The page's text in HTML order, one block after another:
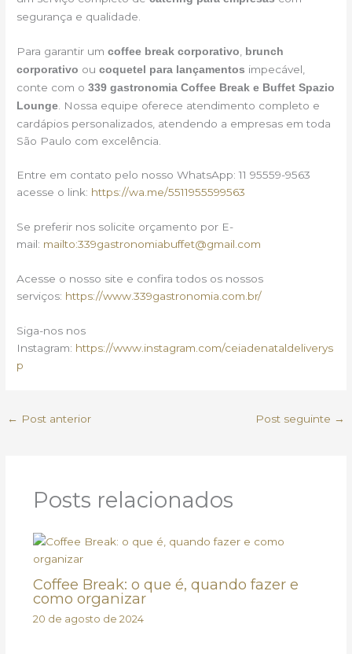
segurança e qualidade.
Para garantir umcoffee break corporativo brunch
corporativo oucoquetel para lançamentos impecável,
conte com o339 gastronomia Coffee Break e Buffet Spazio
Lounge . Nossa equipe oferece atendimento completo e
cardápios personalizados, atendendo a empresas em toda
São Paulo com excelência.
Entre em contato pelo nosso WhatsApp: 11 95559-9563
acesse o link: https://wa.me/5511955599563
Se preferir nos solicite orçamento por E-
mail: mailto:339gastronomiabuffet@gmail.com
Acesse o nosso site e confira todos os nossos
serviços: https://www.339gastronomia.com.br/
Siga-nos nos
Instagram: https://www.instagram.com/ceiadenataldeliverys
p
← Post anterior Post seguinte →
Posts relacionados
Coffee Break: o que é, quando fazer e
como organizar
20 de agosto de 2024